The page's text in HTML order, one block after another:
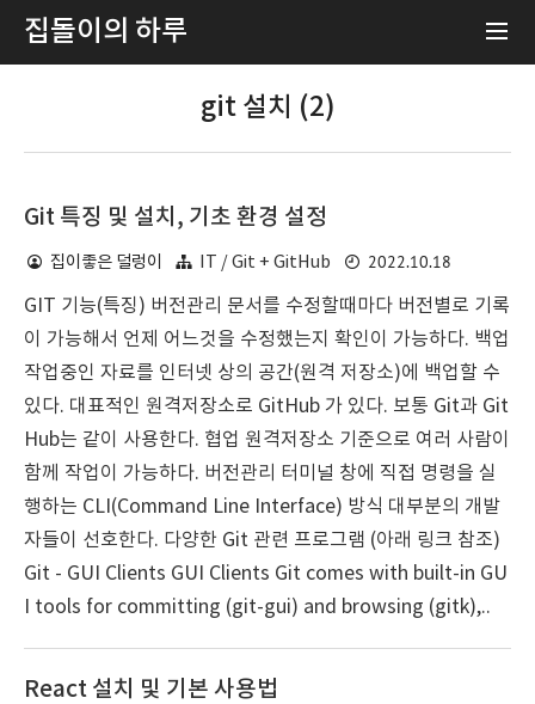
집돌이의 하루
git 설치 (2)
Git 특징 및 설치, 기초 환경 설정
집이좋은 덜렁이 IT / Git + GitHub 2022.10.18
GIT 기능(특징) 버전관리 문서를 수정할때마다 버전별로 기록
이 가능해서 언제 어느것을 수정했는지 확인이 가능하다. 백업
작업중인 자료를 인터넷 상의 공간(원격 저장소)에 백업할 수
있다. 대표적인 원격저장소로 GitHub 가 있다. 보통 Git과 Git
Hub는 같이 사용한다. 협업 원격저장소 기준으로 여러 사람이
함께 작업이 가능하다. 버전관리 터미널 창에 직접 명령을 실
행하는 CLI(Command Line Interface) 방식 대부분의 개발
자들이 선호한다. 다양한 Git 관련 프로그램 (아래 링크 참조)
Git - GUI Clients GUI Clients Git comes with built-in GU
I tools for committing (git-gui) and browsing (gitk),..
React 설치 및 기본 사용법